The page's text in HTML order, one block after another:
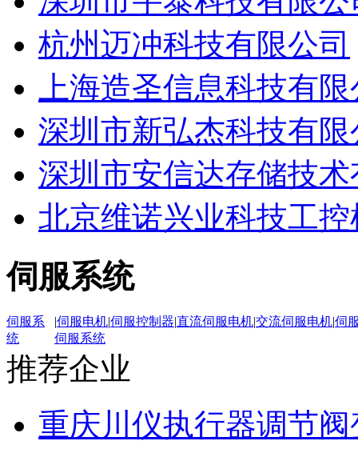
杭州迈冲科技有限公司
上海造圣信息科技有
深圳市新弘杰科技有限
深圳市安信达存储技
北京维诺兴业科技工控
伺服系统
伺服系
统
|伺服电机|伺服控制器|直流伺服电机|交流伺服电机|伺
伺服系统
推荐企业
重庆川仪执行器调节